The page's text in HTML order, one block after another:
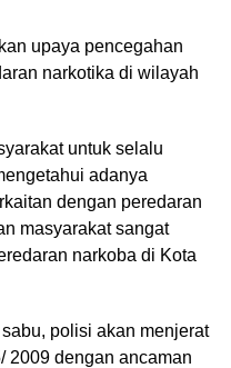
upaya pencegahan
narkotika di wilayah
untuk selalu
adanya
dengan peredaran
masyarakat sangat
narkoba di Kota
polisi akan menjerat
2009 dengan ancaman